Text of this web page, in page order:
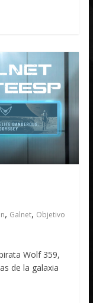
, Galnet, Objetivo
Wolf 359,
de la galaxia